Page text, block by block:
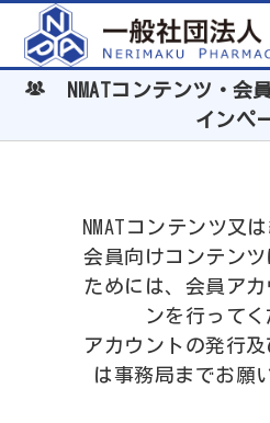
NMATコンテンツ・会
インペ
NMATコンテンツ又
会員向けコンテン
ためには、会員ア
ンを行ってく
アカウントの発行
は事務局までお願